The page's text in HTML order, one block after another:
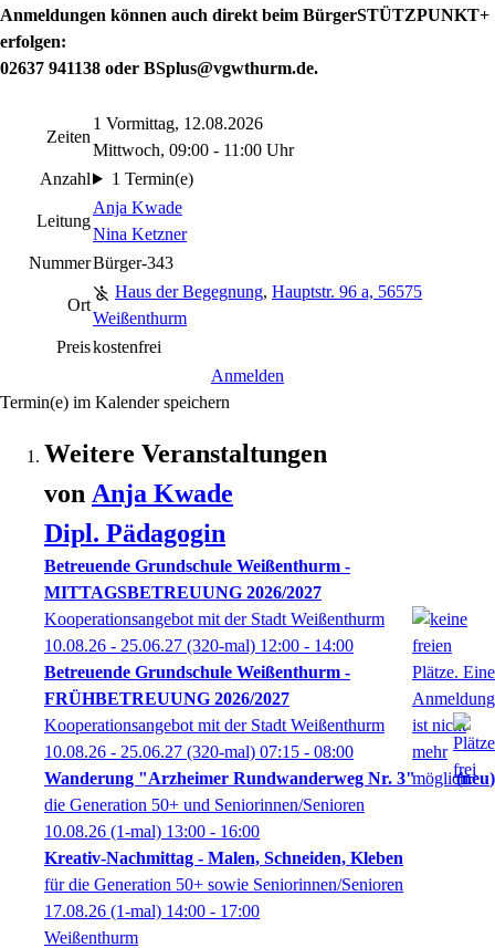
Anmeldungen können auch direkt beim BürgerSTÜTZPUNKT+
erfolgen:
02637 941138 oder BSplus@vgwthurm.de.
Zeiten
1 Vormittag, 12.08.2026
Mittwoch, 09:00 - 11:00 Uhr
Anzahl
1 Termin(e)
Leitung
Anja Kwade
Nina Ketzner
NummerBürger-343
Ort
Haus der Begegnung, Hauptstr. 96 a, 56575
Weißenthurm
Preiskostenfrei
Anmelden
Termin(e) im Kalender speichern
Weitere Veranstaltungen
von Anja Kwade
Dipl. Pädagogin
Betreuende Grundschule Weißenthurm -
MITTAGSBETREUUNG 2026/2027
Kooperationsangebot mit der Stadt Weißenthurm
10.08.26 - 25.06.27 (320-mal) 12:00 - 14:00
Betreuende Grundschule Weißenthurm -
FRÜHBETREUUNG 2026/2027
Kooperationsangebot mit der Stadt Weißenthurm
10.08.26 - 25.06.27 (320-mal) 07:15 - 08:00
Wanderung "Arzheimer Rundwanderweg Nr. 3"
neu
die Generation 50+ und Seniorinnen/Senioren
10.08.26 (1-mal) 13:00 - 16:00
Kreativ-Nachmittag - Malen, Schneiden, Kleben
für die Generation 50+ sowie Seniorinnen/Senioren
17.08.26 (1-mal) 14:00 - 17:00
Weißenthurm